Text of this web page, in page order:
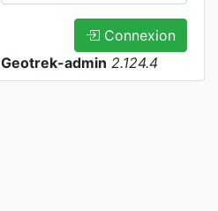
Connexion
Geotrek-admin 2.124.4